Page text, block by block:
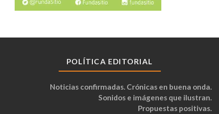
POLÍTICA EDITORIAL
Noticias confirmadas. Crónicas en buena onda.
Sonidos e imágenes que ilustran.
Propuestas positivas.